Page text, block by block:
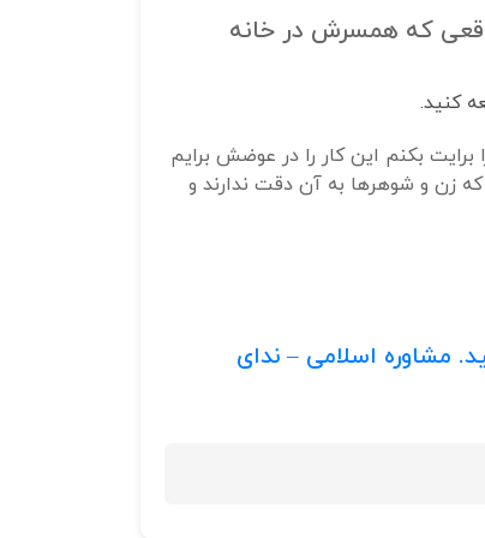
که همسرش در خانه
کنید.
برایت بکنم این کار را در عوضش برایم
که زن و شوهرها به آن دقت ندارند و
مشاوره اسلامی – ندای